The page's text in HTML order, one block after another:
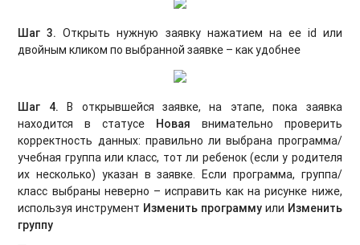
Шаг 3. Открыть нужную заявку нажатием на ее id или
двойным кликом по выбранной заявке – как удобнее
Шаг 4. В открывшейся заявке, на этапе, пока заявка
находится в статусе Новая внимательно проверить
корректность данных: правильно ли выбрана программа/
учебная группа или класс, тот ли ребенок (если у родителя
их несколько) указан в заявке. Если программа, группа/
класс выбраны неверно – исправить как на рисунке ниже,
используя инструмент Изменить программуили Изменить
группу